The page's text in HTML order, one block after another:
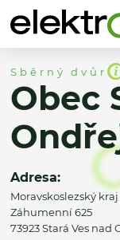
Sběrný dvůr
Obec
Adresa:
Moravskoslezský kraj
Záhumenní 625
73923 Stará Ves nad